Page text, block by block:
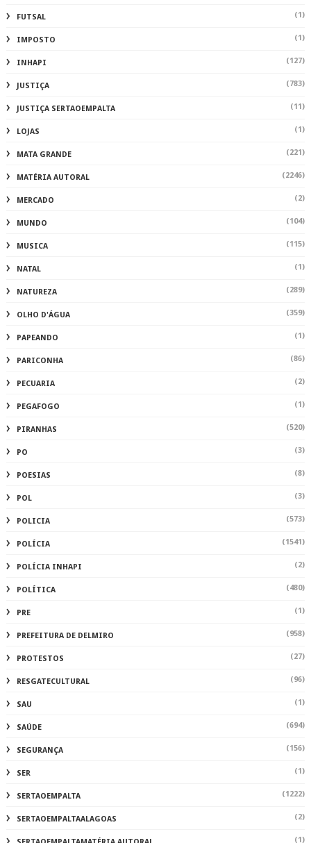
FUTSAL (1)
IMPOSTO (1)
INHAPI (127)
JUSTIÇA (783)
JUSTIÇA SERTAOEMPALTA (11)
LOJAS (1)
MATA GRANDE (221)
MATÉRIA AUTORAL (2246)
MERCADO (2)
MUNDO (104)
MUSICA (115)
NATAL (1)
NATUREZA (289)
OLHO D'ÁGUA (359)
PAPEANDO (1)
PARICONHA (86)
PECUARIA (2)
PEGAFOGO (1)
PIRANHAS (520)
PO (3)
POESIAS (8)
POL (3)
POLICIA (573)
POLÍCIA (1541)
POLÍCIA INHAPI (2)
POLÍTICA (480)
PRE (1)
PREFEITURA DE DELMIRO (958)
PROTESTOS (27)
RESGATECULTURAL (96)
SAU (1)
SAÚDE (694)
SEGURANÇA (156)
SER (1)
SERTAOEMPALTA (1222)
SERTAOEMPALTAALAGOAS (2)
(1)